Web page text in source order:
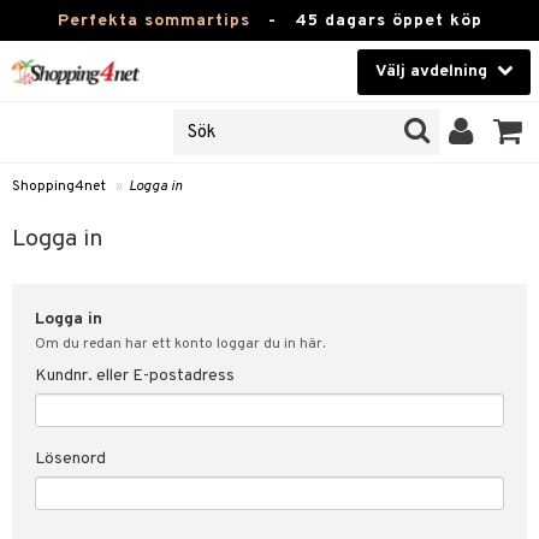
Perfekta sommartips - 45 dagars öppet köp
Välj avdelning
Kontaktlinser
Hälsokost
Fitness
Hem & Inredning
Leksaker, Barn & Baby
Varumärken
Shopping4net » Logga in
Logga in
Logga in
Om du redan har ett konto loggar du in här.
Kundnr. eller E-postadress
Lösenord
svar